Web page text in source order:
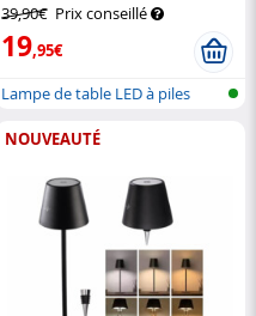
39,90€ Prix conseillé
19,95€
Lampe de table LED à piles
NOUVEAUTÉ